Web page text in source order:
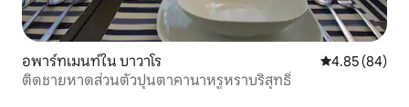
อพาร์ทเมนท์ใน บาวาโร คะแนนเฉลี่ย
4.85 (84)
ติดชายหาดส่วนตัวปุนตาคานาหรูหราบริสุทธิ์